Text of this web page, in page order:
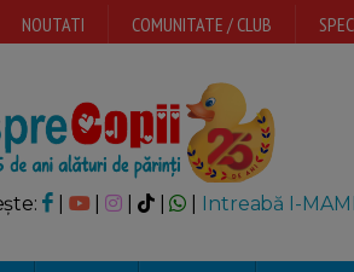
NOUTATI COMUNITATE / CLUB
| | Intreabă I-MAMI